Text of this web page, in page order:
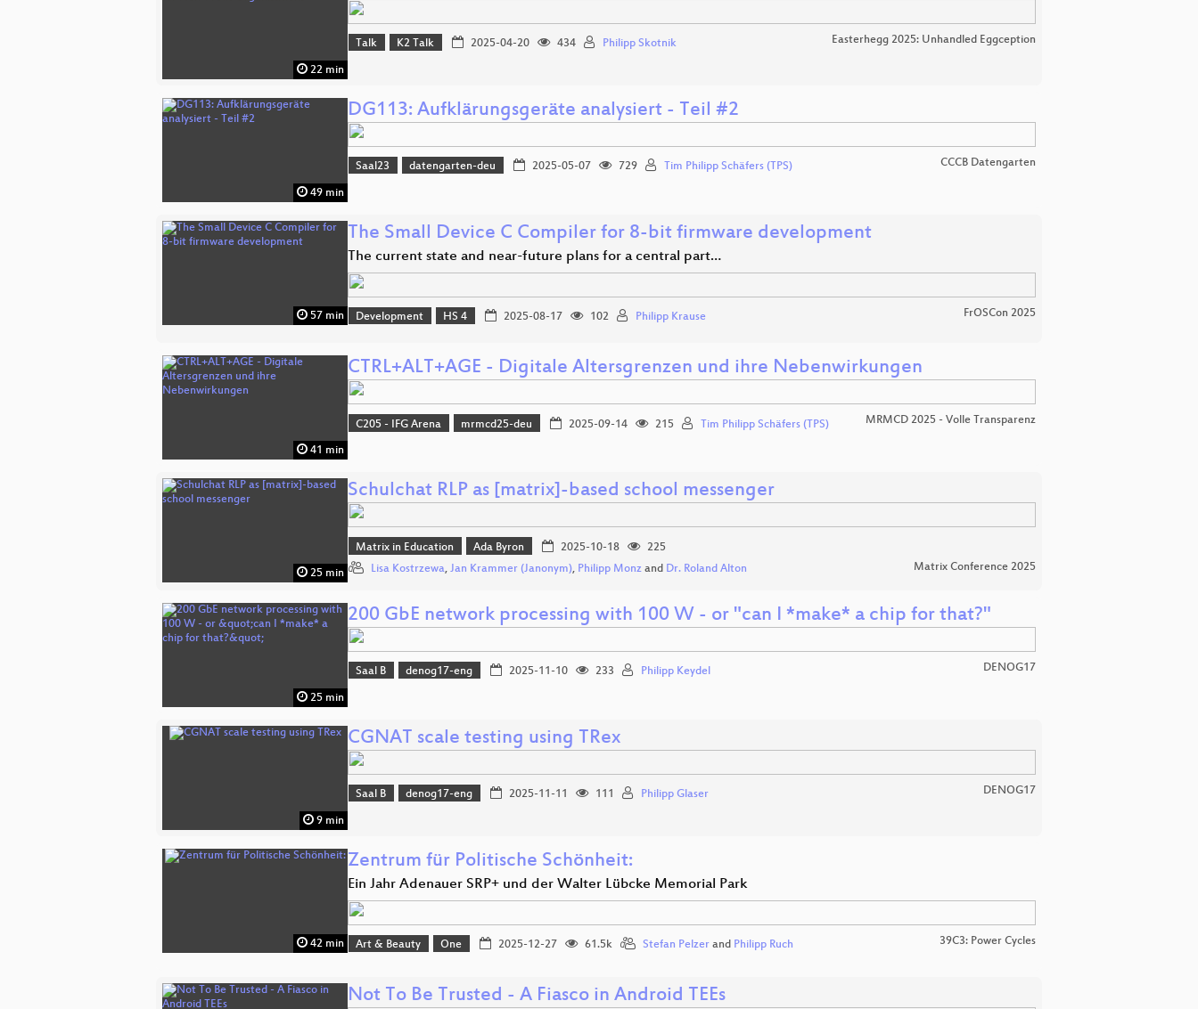
22 min
Talk K2 Talk 2025-04-20 434 Philipp Skotnik Easterhegg 2025: Unhandled Eggception
49 min
DG113: Aufklärungsgeräte analysiert - Teil #2
Saal23 datengarten-deu 2025-05-07 729 Tim Philipp Schäfers (TPS) CCCB Datengarten
57 min
The Small Device C Compiler for 8-bit firmware development
The current state and near-future plans for a central part…
Development HS 4 2025-08-17 102 Philipp Krause FrOSCon 2025
41 min
CTRL+ALT+AGE - Digitale Altersgrenzen und ihre Nebenwirkungen
C205 - IFG Arena mrmcd25-deu 2025-09-14 215 Tim Philipp Schäfers (TPS) MRMCD 2025 - Volle Transparenz
25 min
Schulchat RLP as [matrix]-based school messenger
Matrix in Education Ada Byron 2025-10-18
225
Lisa Kostrzewa, Jan Krammer (Janonym), Philipp Monz and Dr. Roland Alton Matrix Conference 2025
25 min
200 GbE network processing with 100 W - or "can I *make* a chip for that?"
Saal B denog17-eng 2025-11-10 233 Philipp Keydel DENOG17
9 min
CGNAT scale testing using TRex
Saal B denog17-eng 2025-11-11 111 Philipp Glaser DENOG17
42 min
Zentrum für Politische Schönheit:
Ein Jahr Adenauer SRP+ und der Walter Lübcke Memorial Park
Art & Beauty One 2025-12-27 61.5k Stefan Pelzerand Philipp Ruch 39C3: Power Cycles
Not To Be Trusted - A Fiasco in Android TEEs